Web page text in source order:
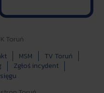
Toruń
MSM
TV Toruń
Zgłoś incydent